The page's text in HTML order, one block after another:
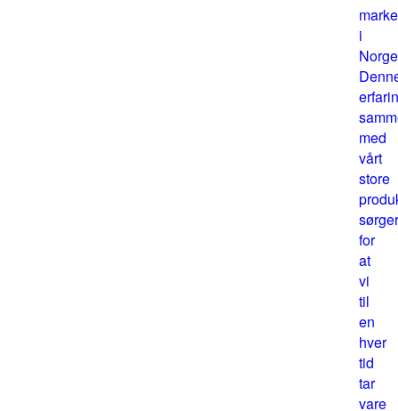
i
med
vårt
store
sørger
for
at
vi
til
en
hver
tid
tar
vare